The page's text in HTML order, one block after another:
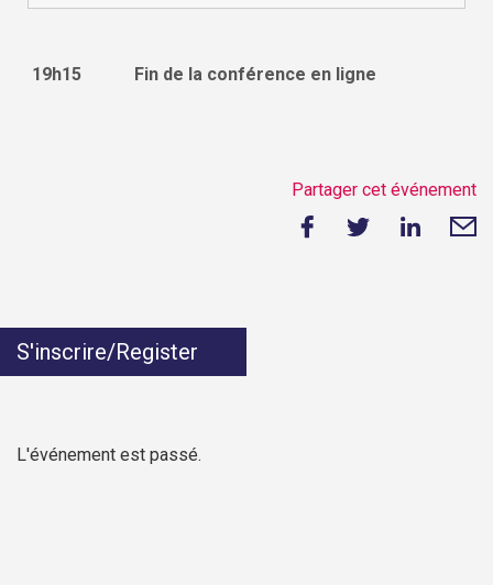
19h15 Fin de la conférence en ligne
Partager cet événement
S'inscrire/Register
L'événement est passé.